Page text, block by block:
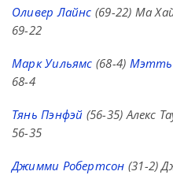
Оливер Лайнс (69-22) Ма
69-22
Марк Уильямс (68-4)
68-4
Тянь Пэнфэй (56-35) Алекс
56-35
Джимми Робертсон (31-2)